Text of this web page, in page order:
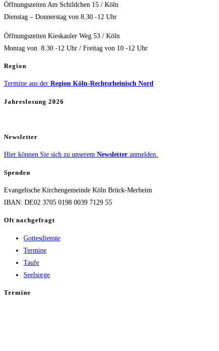
Öffnungszeiten Am Schildchen 15 / Köln
Dienstag – Donnerstag von 8.30 -12 Uhr
Öffnungszeiten Kieskauler Weg 53 / Köln
Montag von 8.30 -12 Uhr / Freitag von 10 -12 Uhr
Region
Termine aus der Region Köln-Rechtsrheinisch Nord
Jahreslosung 2026
Newsletter
Hier können Sie sich zu unserem Newsletter anmelden.
Spenden
Evangelische Kirchengemeinde Köln Brück-Merheim
IBAN: DE02 3705 0198 0039 7129 55
Oft nachgefragt
Gottesdienste
Termine
Taufe
Seelsorge
Termine